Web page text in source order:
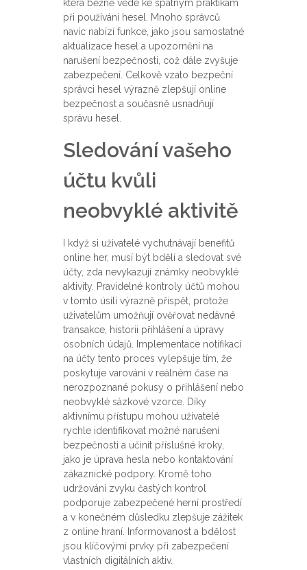
která běžně vede ke špatným praktikám
při používání hesel. Mnoho správců
navíc nabízí funkce, jako jsou samostatné
aktualizace hesel a upozornění na
narušení bezpečnosti, což dále zvyšuje
zabezpečení. Celkově vzato bezpeční
správci hesel výrazně zlepšují online
bezpečnost a současně usnadňují
správu hesel.
Sledování vašeho
účtu kvůli
neobvyklé aktivitě
I když si uživatelé vychutnávají benefitů
online her, musí být bdělí a sledovat své
účty, zda nevykazují známky neobvyklé
aktivity. Pravidelné kontroly účtů mohou
v tomto úsilí výrazně přispět, protože
uživatelům umožňují ověřovat nedávné
transakce, historii přihlášení a úpravy
osobních údajů. Implementace notifikací
na účty tento proces vylepšuje tím, že
poskytuje varování v reálném čase na
nerozpoznané pokusy o přihlášení nebo
neobvyklé sázkové vzorce. Díky
aktivnímu přístupu mohou uživatelé
rychle identifikovat možné narušení
bezpečnosti a učinit příslušné kroky,
jako je úprava hesla nebo kontaktování
zákaznické podpory. Kromě toho
udržování zvyku častých kontrol
podporuje zabezpečené herní prostředí
a v konečném důsledku zlepšuje zážitek
z online hraní. Informovanost a bdělost
jsou klíčovými prvky při zabezpečení
vlastních digitálních aktiv.